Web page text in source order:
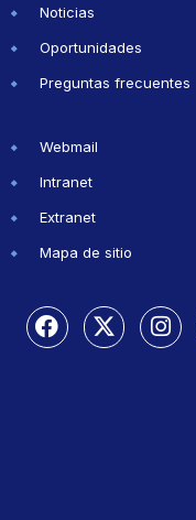
Noticias
Oportunidades
Preguntas frecuentes
Webmail
Intranet
Extranet
Mapa de sitio